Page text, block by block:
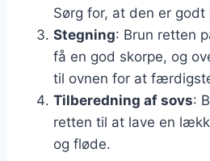
Sørg for, at den er godt
Stegning: Brun retten
få en god skorpe, og
til ovnen for at
Tilberedning af sovs:
retten til at lave en
og fløde.